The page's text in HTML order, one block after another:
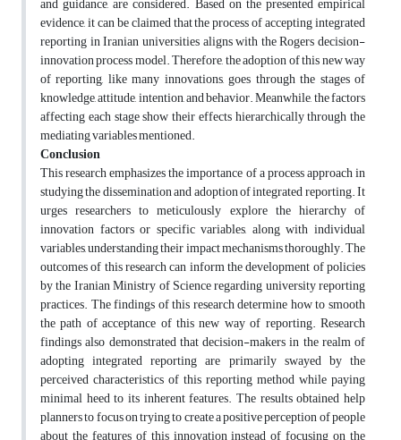
evidence, it can be claimed that the process of accepting integrated
reporting in Iranian universities aligns with the Rogers decision-
innovation process model. Therefore, the adoption of this new way
of reporting, like many innovations, goes through the stages of
knowledge, attitude, intention, and behavior. Meanwhile, the factors
affecting each stage show their effects hierarchically through the
mediating variables mentioned.
Conclusion
This research emphasizes the importance of a process approach in
studying the dissemination and adoption of integrated reporting. It
urges researchers to meticulously explore the hierarchy of
innovation factors or specific variables, along with individual
variables, understanding their impact mechanisms thoroughly. The
outcomes of this research can inform the development of policies
by the Iranian Ministry of Science regarding university reporting
practices. The findings of this research determine how to smooth
the path of acceptance of this new way of reporting. Research
findings also demonstrated that decision-makers in the realm of
adopting integrated reporting are primarily swayed by the
perceived characteristics of this reporting method while paying
minimal heed to its inherent features. The results obtained help
planners to focus on trying to create a positive perception of people